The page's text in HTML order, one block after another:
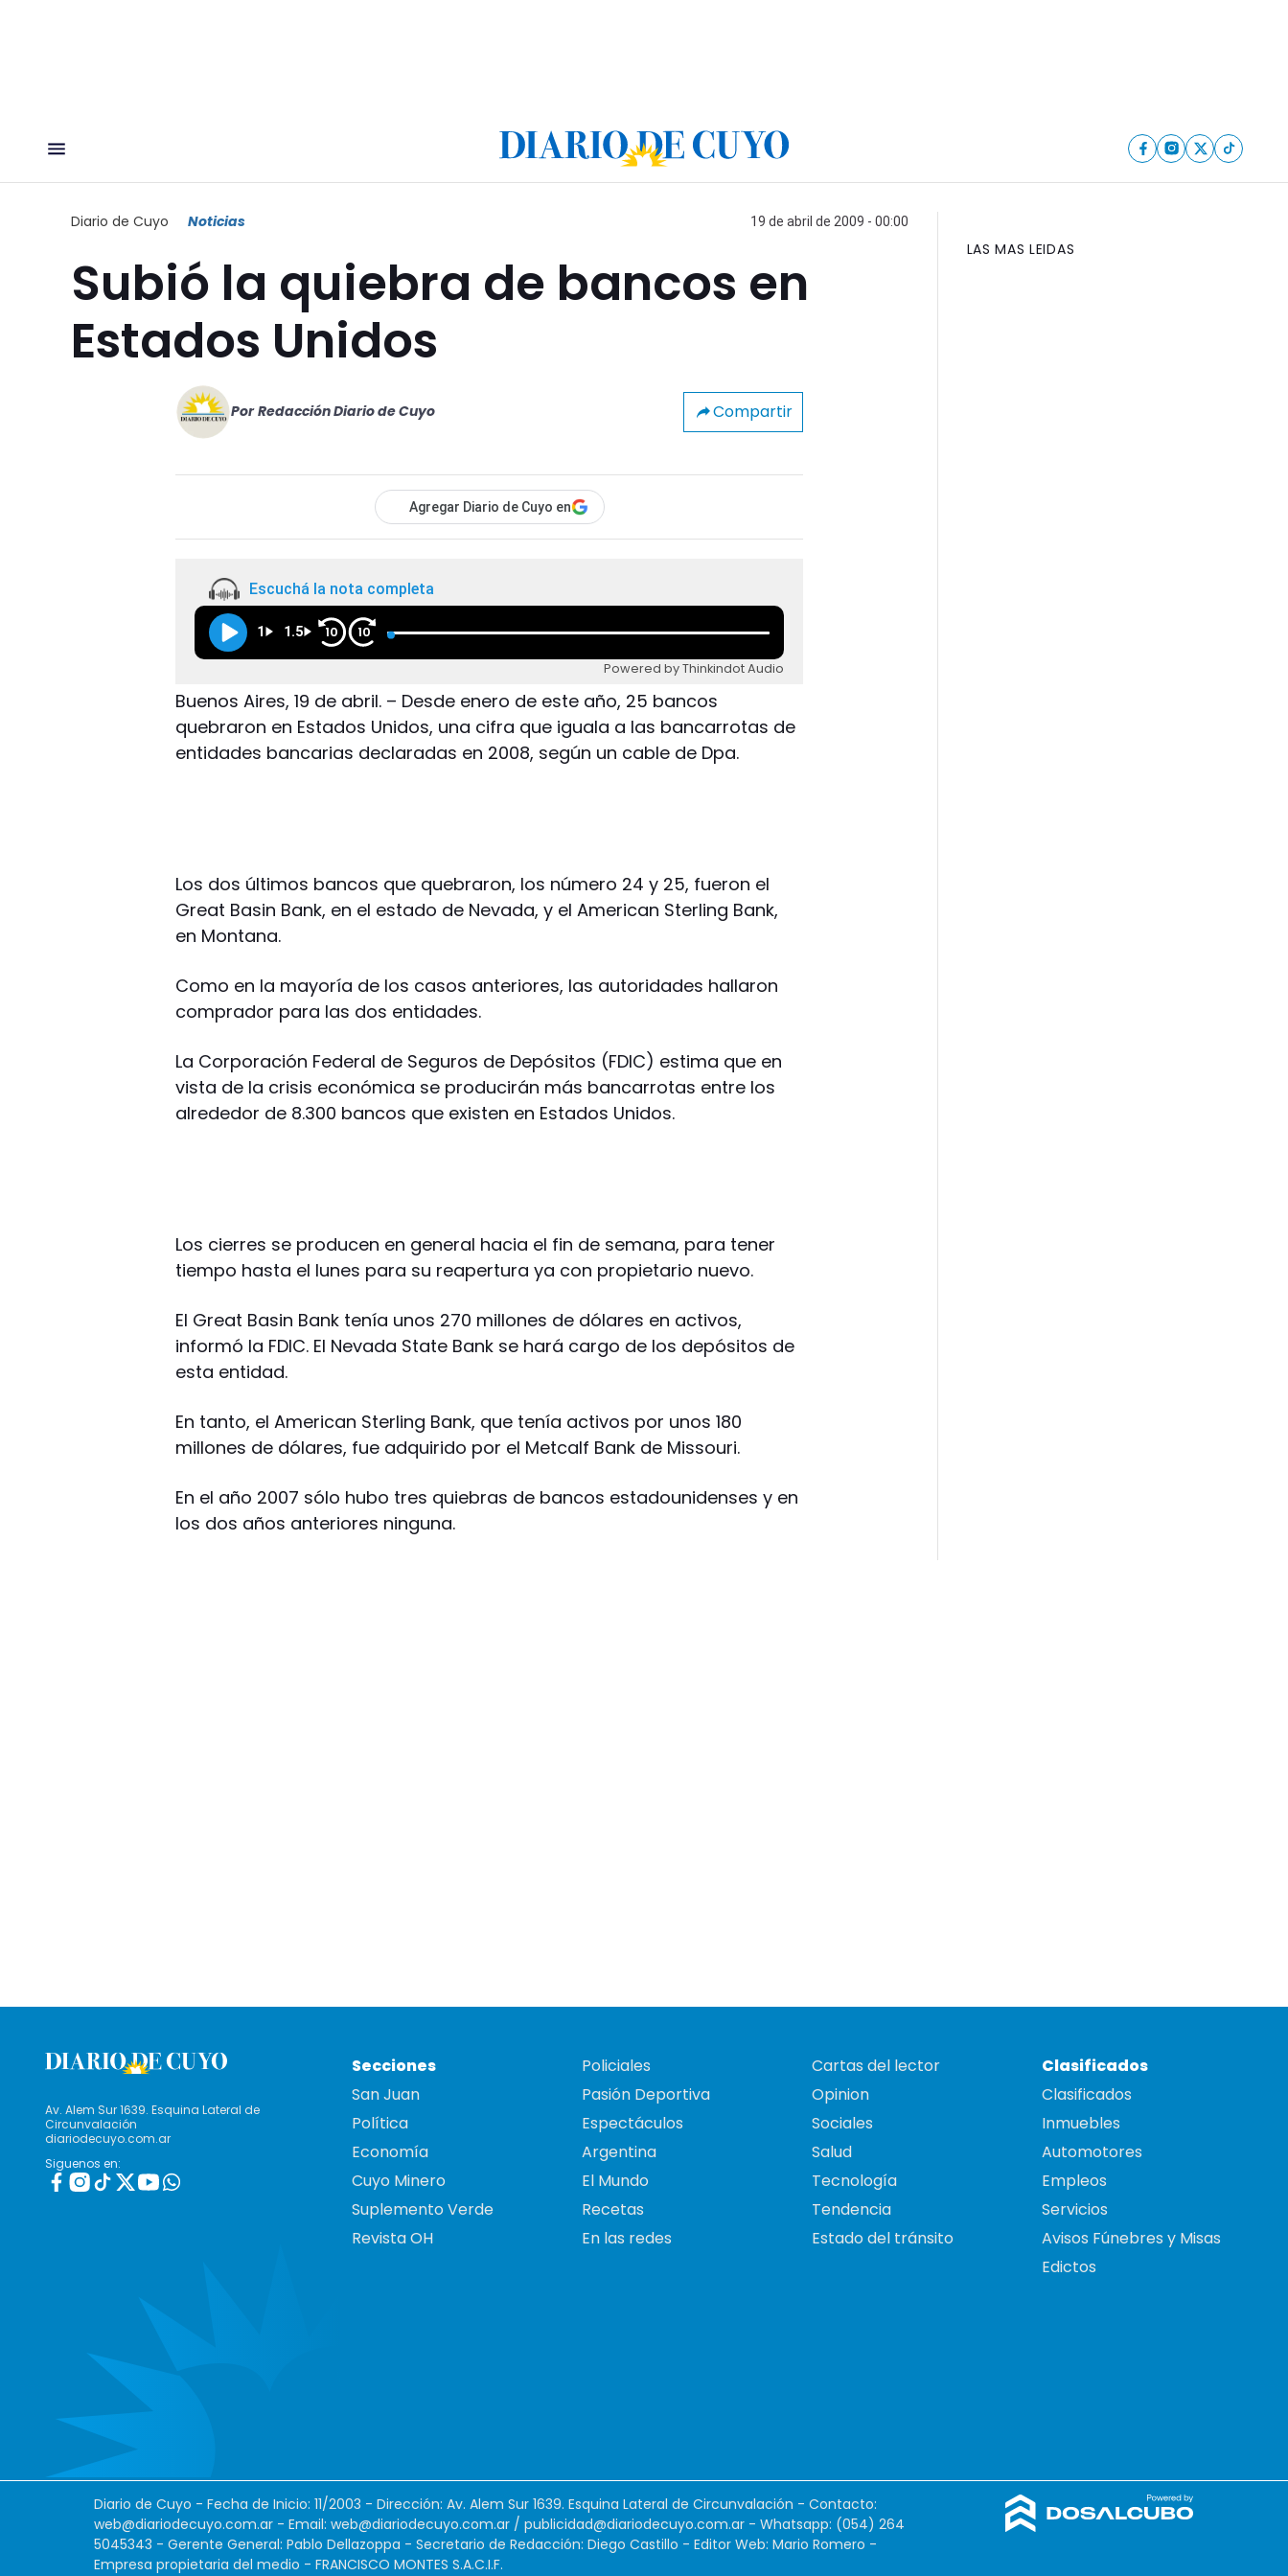
Diario de Cuyo Noticias 19 de abril de 2009 - 00:00
Subió la quiebra de bancos en
Estados Unidos
Por Redacción Diario de Cuyo Compartir
Agregar Diario de Cuyo en
Escuchá la nota completa
1 1.5 10 10
Powered by Thinkindot Audio
Buenos Aires, 19 de abril. – Desde enero de este año, 25 bancos
quebraron en Estados Unidos, una cifra que iguala a las bancarrotas de
entidades bancarias declaradas en 2008, según un cable de Dpa.
Los dos últimos bancos que quebraron, los número 24 y 25, fueron el
Great Basin Bank, en el estado de Nevada, y el American Sterling Bank,
en Montana.
Como en la mayoría de los casos anteriores, las autoridades hallaron
comprador para las dos entidades.
La Corporación Federal de Seguros de Depósitos (FDIC) estima que en
vista de la crisis económica se producirán más bancarrotas entre los
alrededor de 8.300 bancos que existen en Estados Unidos.
Los cierres se producen en general hacia el fin de semana, para tener
tiempo hasta el lunes para su reapertura ya con propietario nuevo.
El Great Basin Bank tenía unos 270 millones de dólares en activos,
informó la FDIC. El Nevada State Bank se hará cargo de los depósitos de
esta entidad.
En tanto, el American Sterling Bank, que tenía activos por unos 180
millones de dólares, fue adquirido por el Metcalf Bank de Missouri.
En el año 2007 sólo hubo tres quiebras de bancos estadounidenses y en
los dos años anteriores ninguna.
LAS MAS LEIDAS
Av. Alem Sur 1639. Esquina Lateral de
Circunvalación
diariodecuyo.com.ar
Siguenos en:
Secciones
San Juan
Política
Economía
Cuyo Minero
Suplemento Verde
Revista OH
Policiales
Pasión Deportiva
Espectáculos
Argentina
El Mundo
Recetas
En las redes
Cartas del lector
Opinion
Sociales
Salud
Tecnología
Tendencia
Estado del tránsito
Clasificados
Clasificados
Inmuebles
Automotores
Empleos
Servicios
Avisos Fúnebres y Misas
Edictos
Diario de Cuyo - Fecha de Inicio: 11/2003 - Dirección: Av. Alem Sur 1639. Esquina Lateral de Circunvalación - Contacto:
web@diariodecuyo.com.ar - Email: web@diariodecuyo.com.ar / publicidad@diariodecuyo.com.ar - Whatsapp: (054) 264
5045343 - Gerente General: Pablo Dellazoppa - Secretario de Redacción: Diego Castillo - Editor Web: Mario Romero -
Empresa propietaria del medio - FRANCISCO MONTES S.A.C.I.F.